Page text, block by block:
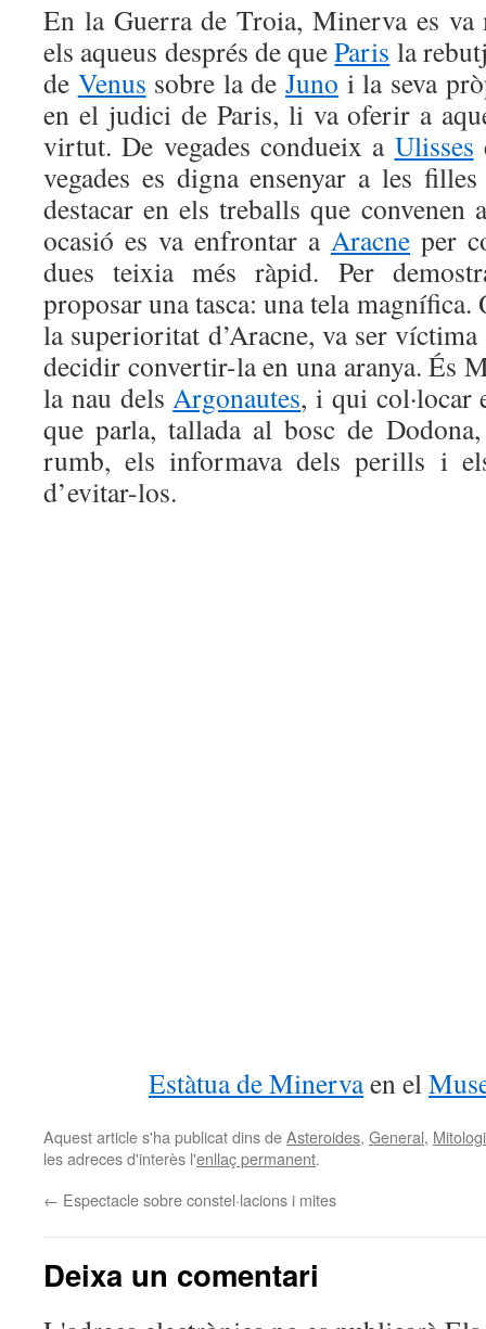
En la Guerra de Troia, Minerva es va
els aqueus després de queParis la
de Venus sobre la deJuno i la seva
en el judici de Paris, li va oferir a
virtut. De vegades condueix a Ulisses
vegades es digna ensenyar a les
destacar en els treballs que convenen
ocasió es va enfrontar a Aracne per
dues teixia més ràpid. Per
proposar una tasca: una tela
la superioritat d’Aracne, va ser
decidir convertir-la en una aranya. És
la nau delsArgonautes, i qui col·locar
que parla, tallada al bosc de
rumb, els informava dels perills i
d’evitar-los.
Estàtua de Minervaen el
Aquest article s'ha publicat dins deAsteroides, General,
les adreces d'interès l'enllaç permanent.
← Espectacle sobre constel·lacions i mites
Deixa un comentari